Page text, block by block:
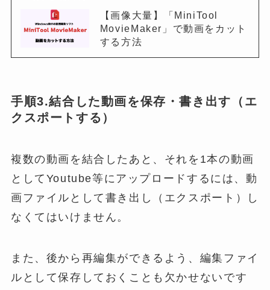
【画像大量】「MiniTool
MovieMaker」で動画をカット
する方法
手順3.結合した動画を保存・書き出す（エ
クスポートする）
複数の動画を結合したあと、それを1本の動画
としてYoutube等にアップロードするには、動
画ファイルとして書き出し（エクスポート）し
なくてはいけません。
また、後から再編集ができるよう、編集ファイ
ルとして保存しておくことも欠かせないです